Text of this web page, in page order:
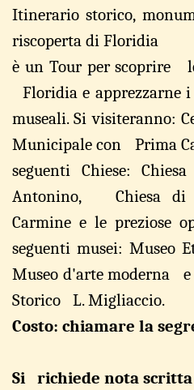
Itinerario storico,
riscoperta di Floridia
è un Tour per scoprire l
Floridia e apprezzarne
museali. Si visiteranno:
Municipale con Prima
seguenti Chiese:
Antonino, Chiesa di
Carmine e le preziose
seguenti musei: Museo
Museo d'arte moderna e
Storico L.Migliaccio.
Costo: chiamare la
Si richiede nota scritta